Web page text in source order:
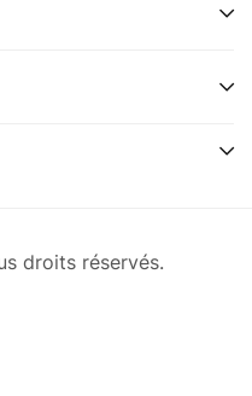
droits réservés.